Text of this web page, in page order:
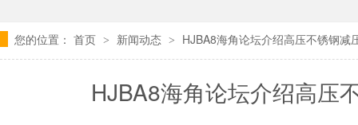
卫生级海角社区APP官网版多少钱
您的位置： 首页 > 新闻动态 > HJBA8海角论坛介绍高压不锈钢减
HJBA8海角论坛介绍高压